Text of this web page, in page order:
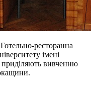
ресторанна
імені
приділяють вивченню